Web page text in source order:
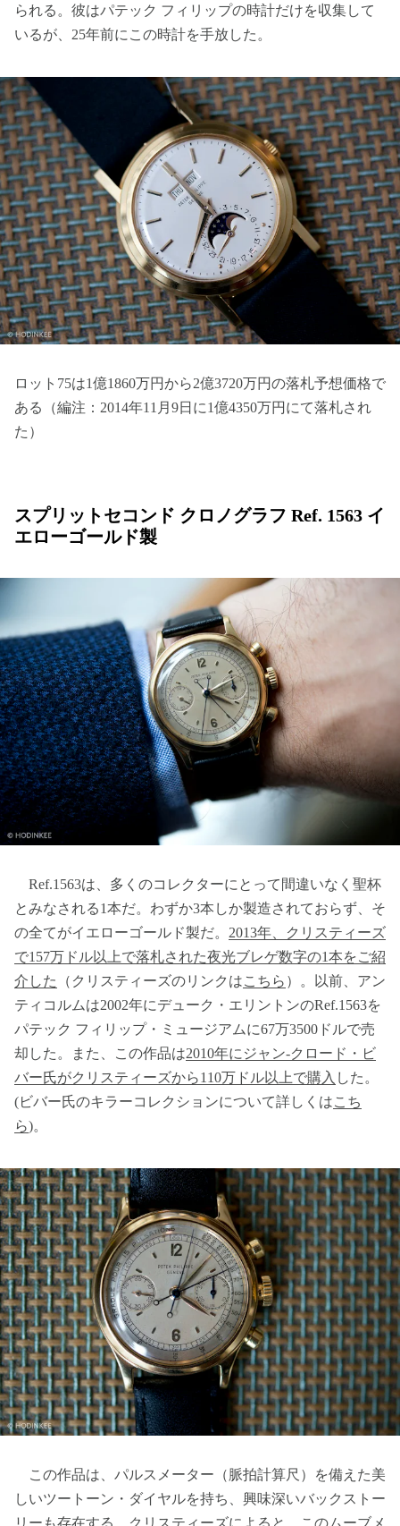
られる。彼はパテック フィリップの時計だけを収集して
いるが、25年前にこの時計を手放した。
ロット75は1億1860万円から2億3720万円の落札予想価格で
ある（編注：2014年11月9日に1億4350万円にて落札され
た）
スプリットセコンド クロノグラフ Ref. 1563 イ
エローゴールド製
Ref.1563は、多くのコレクターにとって間違いなく聖杯
とみなされる1本だ。わずか3本しか製造されておらず、そ
の全てがイエローゴールド製だ。 2013年、クリスティーズ
で157万ドル以上で落札された夜光ブレゲ数字の1本をご紹
介した
（クリスティーズのリンクはこちら ）。以前、アン
ティコルムは2002年にデューク・エリントンのRef.1563を
パテック フィリップ・ミュージアムに67万3500ドルで売
却した。また、この作品は2010年にジャン-クロード・ビ
バー氏がクリスティーズから110万ドル以上で購入 した。
(ビバー氏のキラーコレクションについて詳しくはこち
ら)。
この作品は、パルスメーター（脈拍計算尺）を備えた美
しいツートーン・ダイヤルを持ち、興味深いバックストー
リーも存在する。クリスティーズによると、このムーブメ